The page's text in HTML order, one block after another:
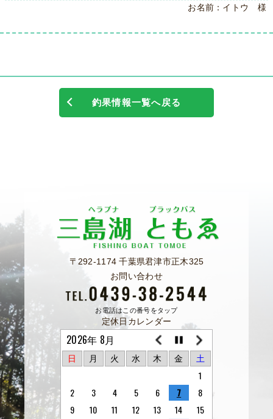
お名前：イトウ 様
釣果情報一覧へ戻る
〒292-1174 千葉県君津市正木325
お問い合わせ
お電話はこの番号をタップ
定休日カレンダー
2026年 8月
日 月 火 水 木 金 土
1
2
3 4 5 6 7
8
9
10 11 12 13 14
15